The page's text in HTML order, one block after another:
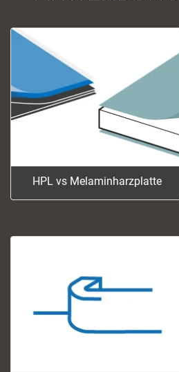
HPL vs Melaminharzplatte
Melaminharzplatte.
Video